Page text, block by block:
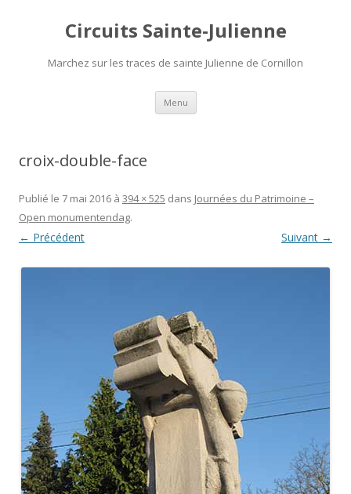
Circuits Sainte-Julienne
Marchez sur les traces de sainte Julienne de Cornillon
Menu Aller
contenu
croix-double-face
Publié le 7 mai 2016 à 394 × 525 dans Journées du Patrimoine –
Open monumentendag.
← Précédent Suivant →